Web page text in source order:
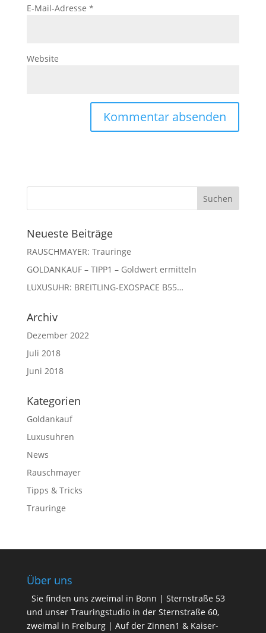
E-Mail-Adresse *
Website
Neueste Beiträge
RAUSCHMAYER: Trauringe
GOLDANKAUF – TIPP1 – Goldwert ermitteln
LUXUSUHR: BREITLING-EXOSPACE B55…
Archiv
Dezember 2022
Juli 2018
Juni 2018
Kategorien
Goldankauf
Luxusuhren
News
Rauschmayer
Tipps & Tricks
Trauringe
Über uns
Sie finden uns zweimal in Bonn | Sternstraße 53
und unser Trauringstudio in der Sternstraße 60,
zweimal in Freiburg | Auf der Zinnen1 & Kaiser-